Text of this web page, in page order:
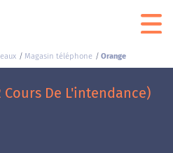
Magasin téléphone Orange
Cours De L'intendance)